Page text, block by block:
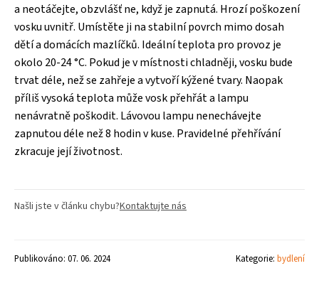
a neotáčejte, obzvlášť ne, když je zapnutá. Hrozí poškození
vosku uvnitř. Umístěte ji na stabilní povrch mimo dosah
dětí a domácích mazlíčků. Ideální teplota pro provoz je
okolo 20-24 °C. Pokud je v místnosti chladněji, vosku bude
trvat déle, než se zahřeje a vytvoří kýžené tvary. Naopak
příliš vysoká teplota může vosk přehřát a lampu
nenávratně poškodit. Lávovou lampu nenechávejte
zapnutou déle než 8 hodin v kuse. Pravidelné přehřívání
zkracuje její životnost.
Našli jste v článku chybu?Kontaktujte nás
Publikováno: 07. 06. 2024 Kategorie: bydlení